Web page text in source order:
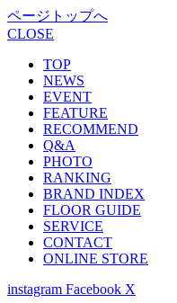
ページトップへ
CLOSE
TOP
NEWS
EVENT
FEATURE
RECOMMEND
Q&A
PHOTO
RANKING
BRAND INDEX
FLOOR GUIDE
SERVICE
CONTACT
ONLINE STORE
instagram Facebook X